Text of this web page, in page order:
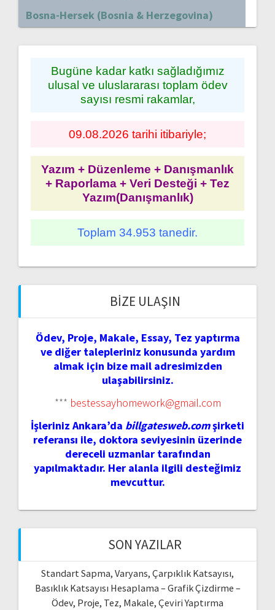
Bosna-Hersek (Bosnia & Herzegovina)
Bugüne kadar katkı sağladığımız
ulusal ve uluslararası toplam ödev
sayısı resmi rakamlar,
09.08.2026 tarihi itibariyle;
Yazım + Düzenleme + Danışmanlık
+ Raporlama + Veri Desteği + Tez
Yazım(Danışmanlık)
Toplam 34.953 tanedir.
BIZE ULAŞIN
Ödev, Proje, Makale, Essay, Tez yaptırma
ve diğer talepleriniz konusunda yardım
almak için bize mail adresimizden
ulaşabilirsiniz.
*** bestessayhomework@gmail.com
İşleriniz Ankara’da billgatesweb.comşirketi
referansı ile, doktora seviyesinin üzerinde
dereceli uzmanlar tarafından
yapılmaktadır. Her alanla ilgili desteğimiz
mevcuttur.
SON YAZILAR
Standart Sapma, Varyans, Çarpıklık Katsayısı,
Basıklık Katsayısı Hesaplama – Grafik Çizdirme –
Ödev, Proje, Tez, Makale, Çeviri Yaptırma